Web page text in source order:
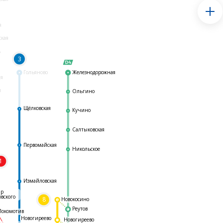
Гольяново
3
8
Железнодорожная
Ольгино
Кучино
Салтыковская
Никольское
Реутов
Измайловская
Первомайская
Щёлковская
Новогиреево
Новогиреево
Новокосино